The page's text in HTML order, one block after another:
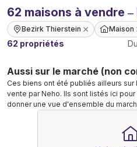
62 maisons à vendre
Bezirk Thierstein Maison
62 propriétés
Aussi sur le marché (non
Ces biens ont été publiés ailleurs
vente par Neho. Ils sont listés ici
donner une vue d'ensemble du